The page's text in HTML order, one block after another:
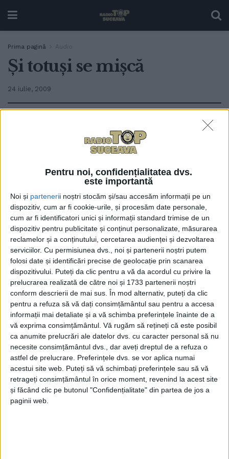
Pentru noi, confidențialitatea dvs.
este importantă
Noi și partenerii noștri stocăm și/sau accesăm informații pe un
dispozitiv, cum ar fi cookie-urile, și procesăm date personale,
cum ar fi identificatori unici și informații standard trimise de un
dispozitiv pentru publicitate și conținut personalizate, măsurarea
reclamelor și a conținutului, cercetarea audienței și dezvoltarea
serviciilor. Cu permisiunea dvs., noi și partenerii noștri putem
folosi date și identificări precise de geolocație prin scanarea
dispozitivului. Puteți da clic pentru a vă da acordul cu privire la
prelucrarea realizată de către noi și 1733 partenerii noștri
conform descrierii de mai sus. În mod alternativ, puteți da clic
pentru a refuza să vă dați consimțământul sau pentru a accesa
informații mai detaliate și a vă schimba preferințele înainte de a
vă exprima consimțământul. Vă rugăm să rețineți că este posibil
ca anumite prelucrări ale datelor dvs. cu caracter personal să nu
necesite consimțământul dvs., dar aveți dreptul de a refuza o
astfel de prelucrare. Preferințele dvs. se vor aplica numai
acestui site web. Puteți să vă schimbați preferințele sau să vă
retrageți consimțământul în orice moment, revenind la acest site
și făcând clic pe butonul "Confidențialitate" din partea de jos a
paginii web.
Prima pagină
Şi totuşi se mişcă
24 iulie, 2009
La Suceava, mişcarea catedrelor şi a cadrelor
Articolesimilare
AUDIO
Va ajunge gazul metan şi-n Burdujeni Sat
12 MARTIE, 2020
AUDIO
Lungu anunță începerea lucrărilor la
ștrandul din Ițcani. ”Anul viitor vom avea un
ștrand modern în Suceava”
5 MARTIE, 2020
Cu aproximativ 170 de lei net vor creşte în
primă fază salariile angajaţilor de la TPL
13 FEBRUARIE, 2020